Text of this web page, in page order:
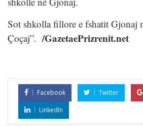
Sot shkolla fillore e fshatit Gjonaj
Çoçaj”./GazetaePrizrenit.net
Facebook Twitter
LinkedIn